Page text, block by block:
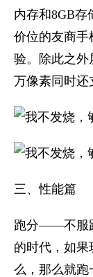
内存和8GB存
价位的友商手
验。除此之外
万像素同时还
三、性能篇
跑分——不服
的时代，如
么，那么就